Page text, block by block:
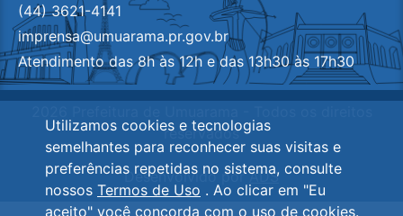
(44) 3621-4141
imprensa@umuarama.pr.gov.br
Atendimento das 8h às 12h e das 13h30 às 17h30
reservados
Desenvolvido porADS
Utilizamos cookies e tecnologias
semelhantes para reconhecer suas visitas e
preferências repetidas no sistema, consulte
nossos Termos de Uso . Ao clicar em "Eu
aceito" você concorda com o uso de cookies.